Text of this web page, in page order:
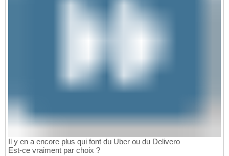
Il y en a encore plus qui font du Uber ou du Delivero
Est-ce vraiment par choix ?